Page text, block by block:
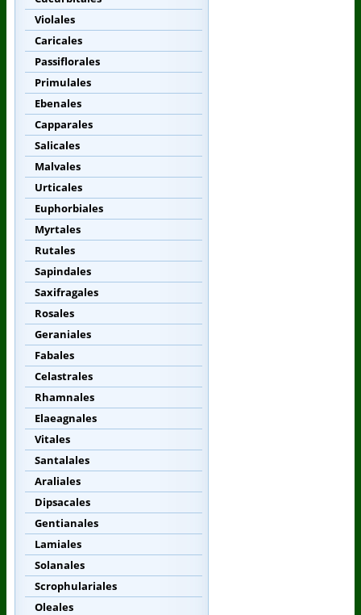
Violales
Caricales
Passiflorales
Primulales
Ebenales
Capparales
Salicales
Malvales
Urticales
Euphorbiales
Myrtales
Rutales
Sapindales
Saxifragales
Rosales
Geraniales
Fabales
Celastrales
Rhamnales
Elaeagnales
Vitales
Santalales
Araliales
Dipsacales
Gentianales
Lamiales
Solanales
Scrophulariales
Oleales